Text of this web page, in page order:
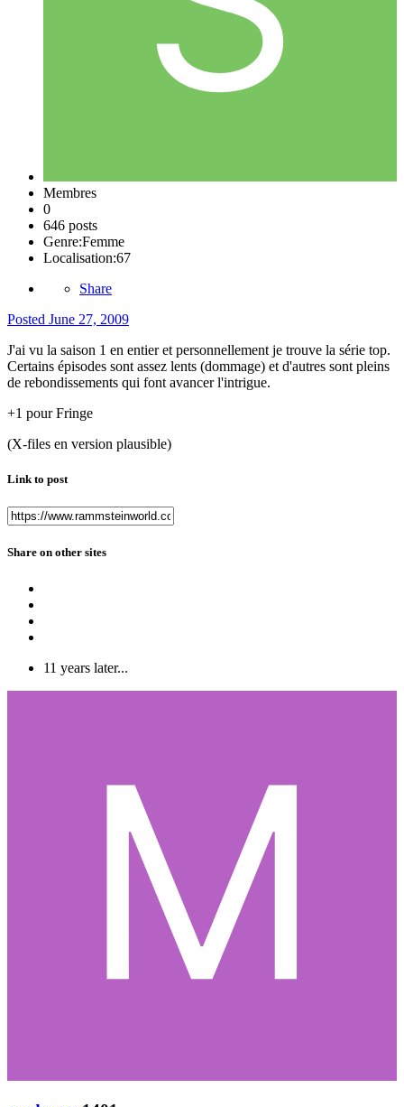
Membres
0
646 posts
Genre:Femme
Localisation:67
Share
Posted June 27, 2009
J'ai vu la saison 1 en entier et personnellement je trouve la série top.
Certains épisodes sont assez lents (dommage) et d'autres sont pleins
de rebondissements qui font avancer l'intrigue.
+1 pour Fringe
(X-files en version plausible)
Link to post
Share on other sites
11 years later...